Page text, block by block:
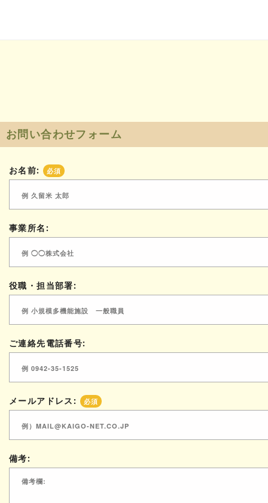
お問い合わせフォーム
お名前: 必須
事業所名:
役職・担当部署:
ご連絡先電話番号:
メールアドレス: 必須
備考: